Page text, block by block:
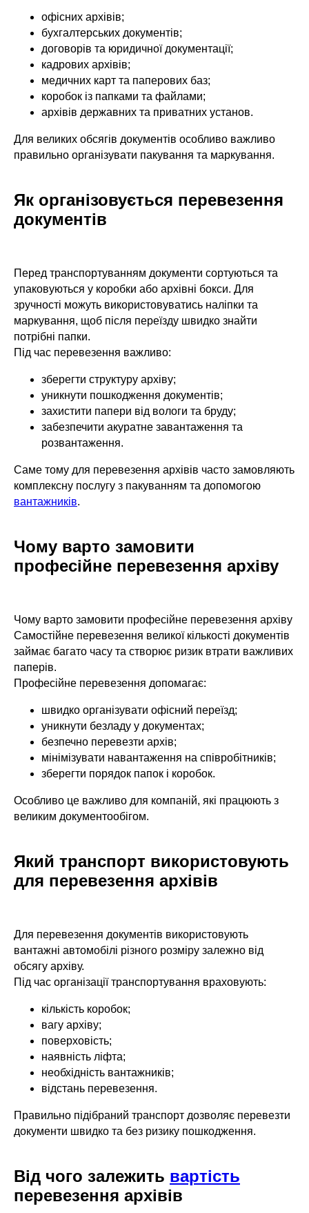
офісних архівів;
бухгалтерських документів;
договорів та юридичної документації;
кадрових архівів;
медичних карт та паперових баз;
коробок із папками та файлами;
архівів державних та приватних установ.
Для великих обсягів документів особливо важливо
правильно організувати пакування та маркування.
Як організовується перевезення
документів
Перед транспортуванням документи сортуються та
упаковуються у коробки або архівні бокси. Для
зручності можуть використовуватись наліпки та
маркування, щоб після переїзду швидко знайти
потрібні папки.
Під час перевезення важливо:
зберегти структуру архіву;
уникнути пошкодження документів;
захистити папери від вологи та бруду;
забезпечити акуратне завантаження та
розвантаження.
Саме тому для перевезення архівів часто замовляють
комплексну послугу з пакуванням та допомогою
вантажників.
Чому варто замовити
професійне перевезення архіву
Чому варто замовити професійне перевезення архіву
Самостійне перевезення великої кількості документів
займає багато часу та створює ризик втрати важливих
паперів.
Професійне перевезення допомагає:
швидко організувати офісний переїзд;
уникнути безладу у документах;
безпечно перевезти архів;
мінімізувати навантаження на співробітників;
зберегти порядок папок і коробок.
Особливо це важливо для компаній, які працюють з
великим документообігом.
Який транспорт використовують
для перевезення архівів
Для перевезення документів використовують
вантажні автомобілі різного розміру залежно від
обсягу архіву.
Під час організації транспортування враховують:
кількість коробок;
вагу архіву;
поверховість;
наявність ліфта;
необхідність вантажників;
відстань перевезення.
Правильно підібраний транспорт дозволяє перевезти
документи швидко та без ризику пошкодження.
Від чого залежить вартість
перевезення архівів